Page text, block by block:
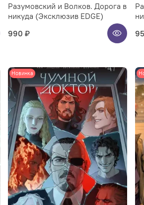
Разумовский и Волков. Дорога в
никуда (Эксклюзив EDGE)
990 ₽
Новинка